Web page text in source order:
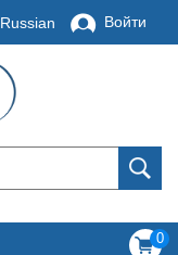
Russian Войти
0